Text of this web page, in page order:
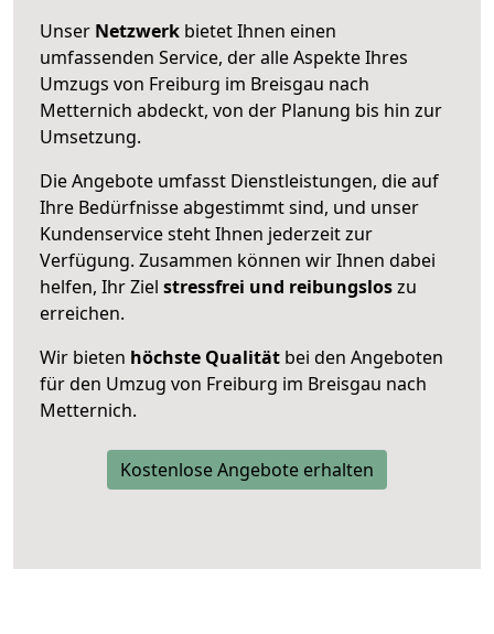
Unser Netzwerk bietet Ihnen einen
umfassenden Service, der alle Aspekte Ihres
Umzugs von Freiburg im Breisgau nach
Metternich abdeckt, von der Planung bis hin zur
Umsetzung.
Die Angebote umfasst Dienstleistungen, die auf
Ihre Bedürfnisse abgestimmt sind, und unser
Kundenservice steht Ihnen jederzeit zur
Verfügung. Zusammen können wir Ihnen dabei
helfen, Ihr Ziel stressfrei und reibungsloszu
erreichen.
Wir bieten höchste Qualität bei den Angeboten
für den Umzug von Freiburg im Breisgau nach
Metternich.
Kostenlose Angebote erhalten